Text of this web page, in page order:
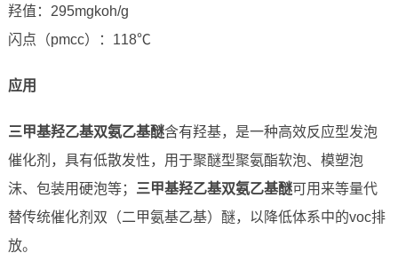
羟值：295mgkoh/g
闪点（pmcc）：118℃
应用
三甲基羟乙基双氨乙基醚含有羟基，是一种高效反应型发泡
催化剂，具有低散发性，用于聚醚型聚氨酯软泡、模塑泡
沫、包装用硬泡等； 三甲基羟乙基双氨乙基醚可用来等量代
替传统催化剂双（二甲氨基乙基）醚，以降低体系中的voc排
放。